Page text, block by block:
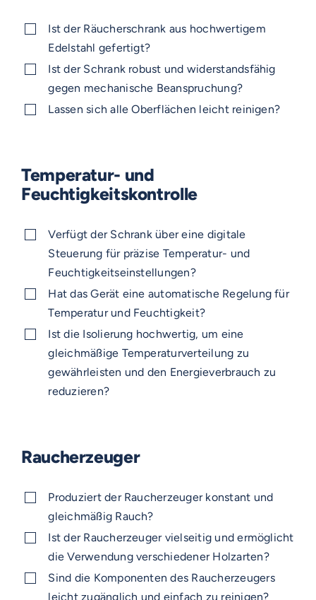
Ist der Räucherschrank aus hochwertigem
Edelstahl gefertigt?
Ist der Schrank robust und widerstandsfähig
gegen mechanische Beanspruchung?
Lassen sich alle Oberflächen leicht reinigen?
Temperatur- und
Feuchtigkeitskontrolle
Verfügt der Schrank über eine digitale
Steuerung für präzise Temperatur- und
Feuchtigkeitseinstellungen?
Hat das Gerät eine automatische Regelung für
Temperatur und Feuchtigkeit?
Ist die Isolierung hochwertig, um eine
gleichmäßige Temperaturverteilung zu
gewährleisten und den Energieverbrauch zu
reduzieren?
Raucherzeuger
Produziert der Raucherzeuger konstant und
gleichmäßig Rauch?
Ist der Raucherzeuger vielseitig und ermöglicht
die Verwendung verschiedener Holzarten?
Sind die Komponenten des Raucherzeugers
leicht zugänglich und einfach zu reinigen?